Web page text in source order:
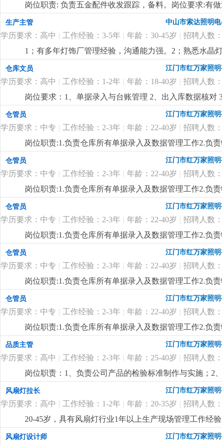
岗位职责: 负责五金配件收发跟踪，备料。岗位要求:有
生产主管 中山市索达照明
学历要求：高中 | 工作经验：3-5年 | 年龄：30-45岁 | 招聘人数
1；有多年灯饰厂管理经验，沟通能力强。2；熟悉水晶
付出精神，人品高尚。更详细...
仓库文员 江门市红万家照
学历要求：高中 | 工作经验：1-2年 | 年龄：18-40岁 | 招聘人数
岗位要求：1、单据录入与台账管理 2、出入库数据核
悉进账、出账、委外流程熟悉的优先录用.熟悉仓库账
仓管员 江门市红万家照
学历要求：中专 | 工作经验：2-3年 | 年龄：22-40岁 | 招聘人数
岗位职责:1.负责仓库所有单据录入及数据管理工作2.负
限，中专及以上学历，18-35岁2.对数据敏感，有责任
细
仓管员 江门市红万家照
学历要求：中专 | 工作经验：2-3年 | 年龄：22-40岁 | 招聘人数
岗位职责:1.负责仓库所有单据录入及数据管理工作2.负
限，中专及以上学历，18-35岁2.对数据敏感，有责任
细
仓管员 江门市红万家照
学历要求：中专 | 工作经验：2-3年 | 年龄：22-40岁 | 招聘人数
岗位职责:1.负责仓库所有单据录入及数据管理工作2.负
限，中专及以上学历，18-35岁2.对数据敏感，有责任
细
仓管员 江门市红万家照
学历要求：中专 | 工作经验：2-3年 | 年龄：22-40岁 | 招聘人数
岗位职责:1.负责仓库所有单据录入及数据管理工作2.负
限，中专及以上学历，18-35岁2.对数据敏感，有责任
细
仓管员 江门市红万家照
学历要求：中专 | 工作经验：2-3年 | 年龄：22-40岁 | 招聘人数
岗位职责:1.负责仓库所有单据录入及数据管理工作2.负
限，中专及以上学历，18-35岁2.对数据敏感，有责任
细
品质主管 江门市红万家照
学历要求：高中 | 工作经验：2-3年 | 年龄：25-40岁 | 招聘人数
岗位职责：1、负责公司产品的检验标准制作与实施；2
与处理，必要时定期与供应商沟通，协助供应商建立完
管理工作经验。任职要求：1、高中以上学历，熟悉电
质主管管理工作经验;3、熟悉iso9001质量管理体系。实
题:4、熟练使用电脑办公软件。 更详细...
风扇灯拉长 江门市红万家照
学历要求：高中 | 工作经验：1-2年 | 年龄：20-35岁 | 招聘人数
20-45岁，具有风扇灯行业1年以上生产现场管理工作经
风扇灯设计师 江门市红万家照